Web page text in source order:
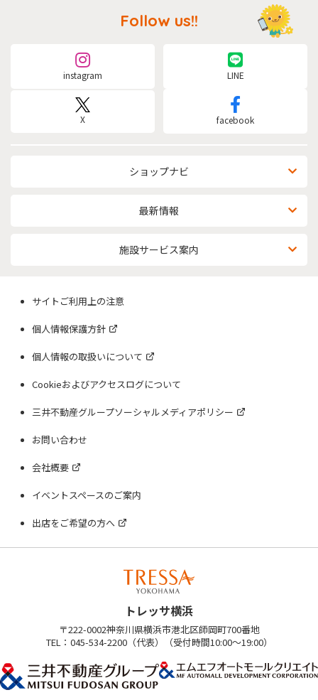
ショップナビ
最新情報
施設サービス案内
Follow us!!
instagram LINE
X facebook
サイトご利用上の注意
個人情報保護方針
個人情報の取扱いについて
Cookieおよびアクセスログについて
三井不動産グループソーシャルメディアポリシー
お問い合わせ
会社概要
イベントスペースのご案内
出店をご希望の方へ
トレッサ横浜
〒222-0002神奈川県横浜市港北区師岡町700番地
TEL：045-534-2200（代表）（受付時間10:00～19:00）